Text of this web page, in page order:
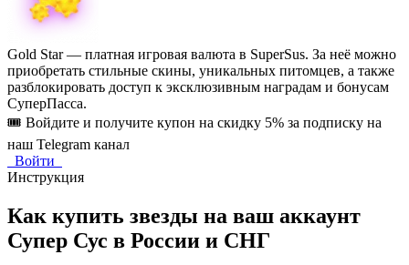
Gold Star — платная игровая валюта в SuperSus. За неё можно
приобретать стильные скины, уникальных питомцев, а также
разблокировать доступ к эксклюзивным наградам и бонусам
СуперПасса.
🎟️ Войдите и получите купон на скидку 5% за подписку на
наш Telegram канал
Войти
Инструкция
Как купить звезды на ваш аккаунт
Супер Сус в России и СНГ